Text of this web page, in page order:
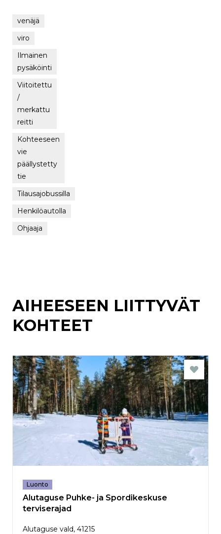
venäjä
viro
Ilmainen
pysäköinti
Viitoitettu
/
merkattu
reitti
Kohteeseen
vie
päällystetty
tie
Tilausajobussilla
Henkilöautolla
Ohjaaja
AIHEESEEN LIITTYVÄT
KOHTEET
Luonto
Alutaguse Puhke- ja Spordikeskuse
terviserajad
Alutaguse vald, 41215